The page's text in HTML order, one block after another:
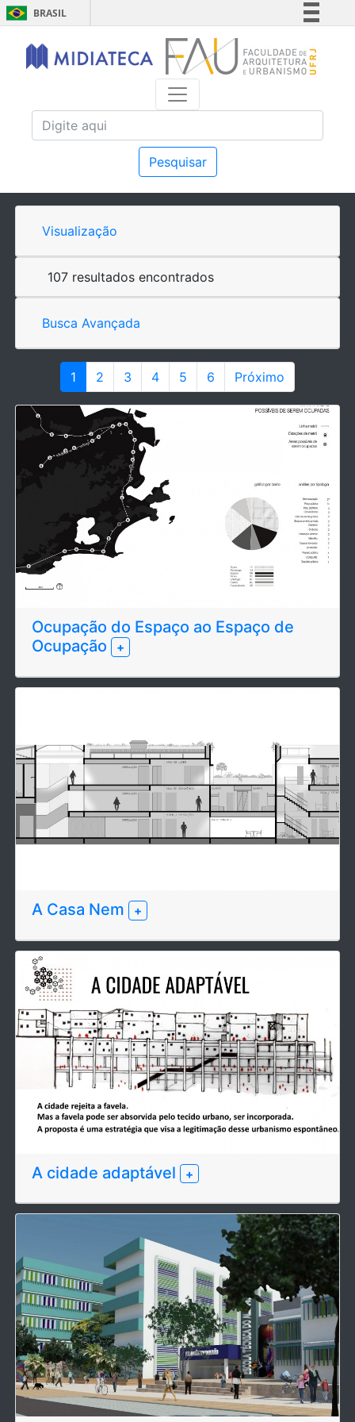
BRASIL
Simplifique!
Comunica BR
Acesso à informação
Pesquisar
Visualização
107 resultados encontrados
Busca Avançada
1 2 3 4 5 6 Próximo
Ocupação do Espaço ao Espaço de
Ocupação
+
A Casa Nem +
A cidade adaptável +